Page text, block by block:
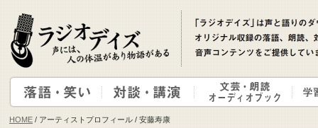
HOME / アーティストプロフィール / 安藤寿康